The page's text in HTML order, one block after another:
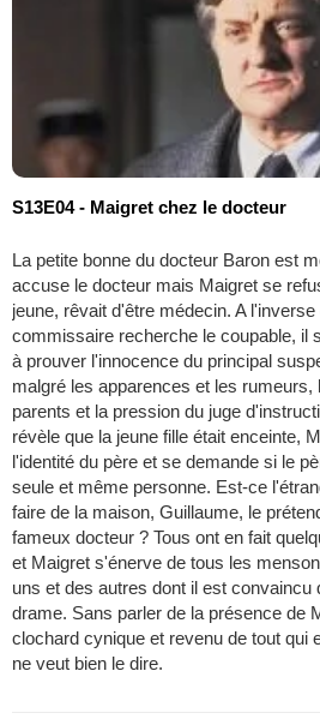
S13E04 - Maigret chez le docteur
La petite bonne du docteur Baron est
accuse le docteur mais Maigret se
jeune, rêvait d'être médecin. A
commissaire recherche le coupable, il
à prouver l'innocence du principal
malgré les apparences et les rumeurs,
parents et la pression du juge
révèle que la jeune fille était enceinte,
l'identité du père et se demande si le
seule et même personne. Est-ce
faire de la maison, Guillaume, le
fameux docteur ? Tous ont en fait
et Maigret s'énerve de tous les
uns et des autres dont il est convaincu
drame. Sans parler de la présence de
clochard cynique et revenu de tout qui
ne veut bien le dire.